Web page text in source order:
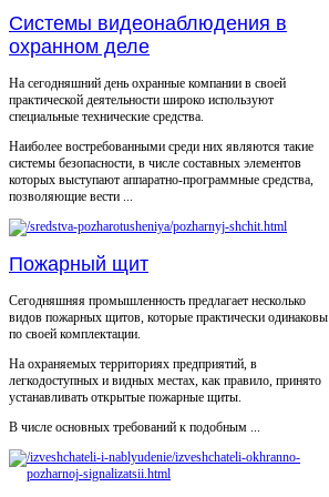
Системы видеонаблюдения в
охранном деле
На сегодняшний день охранные компании в своей
практической деятельности широко используют
специальные технические средства.
Наиболее востребованными среди них являются такие
системы безопасности, в числе составных элементов
которых выступают аппаратно-программные средства,
позволяющие вести ...
Пожарный щит
Сегодняшняя промышленность предлагает несколько
видов пожарных щитов, которые практически одинаковы
по своей комплектации.
На охраняемых территориях предприятий, в
легкодоступных и видных местах, как правило, принято
устанавливать открытые пожарные щиты.
В числе основных требований к подобным ...